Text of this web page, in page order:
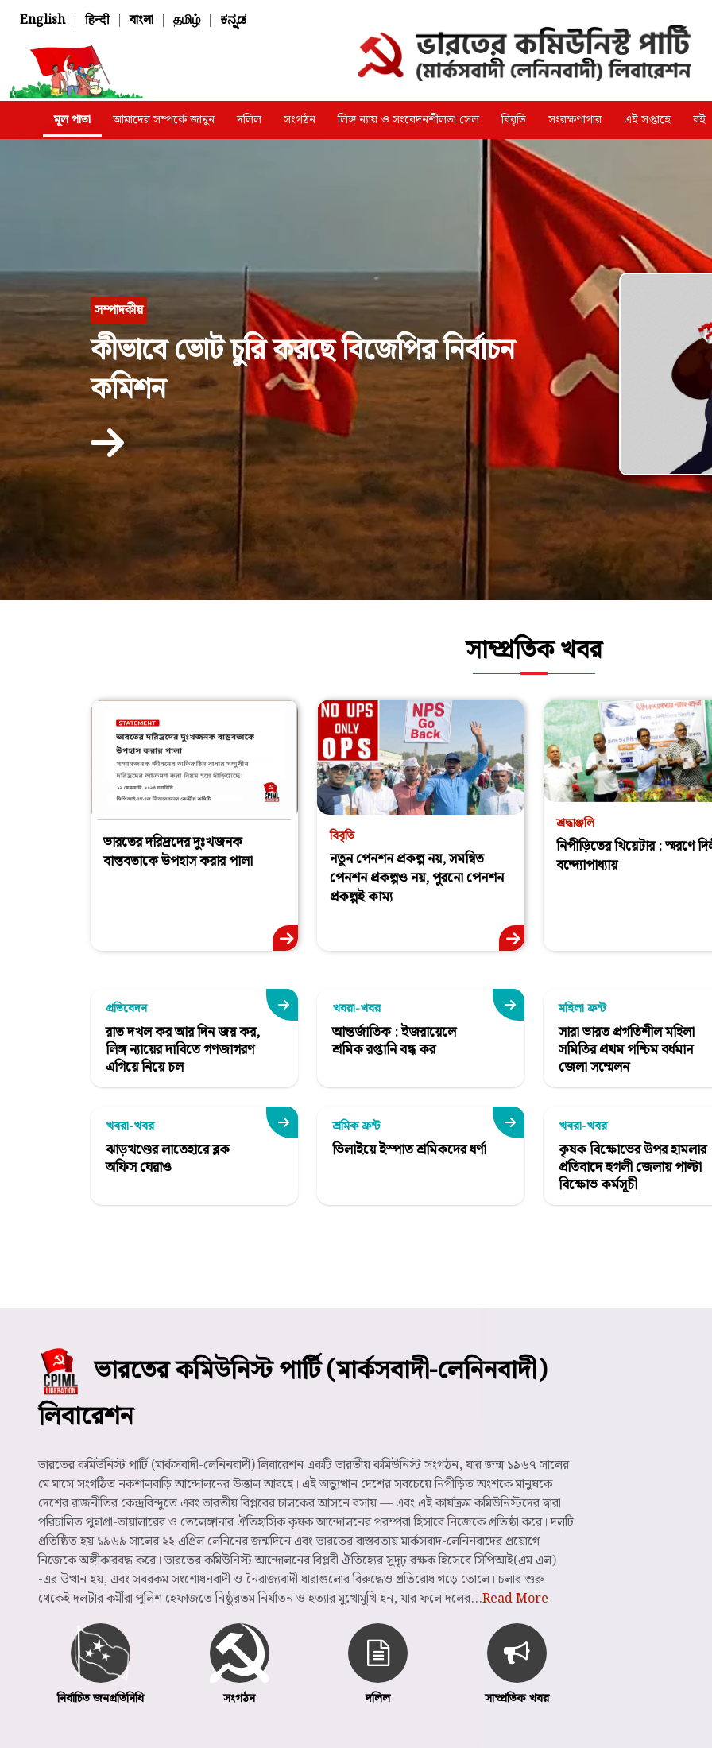
English | हिन्दी | বাংলা | தமிழ் | ಕನ್ನಡ
মূল পাতা আমাদের সম্পর্কে জানুন দলিল সংগঠন লিঙ্গ ন্যায় ও সংবেদনশীলতা সেল বিবৃতি সংরক্ষণাগার এই সপ্তাহে বই
সম্পাদকীয়
কীভাবে ভোট চুরি করছে বিজেপির নির্বাচন
কমিশন
সাম্প্রতিক খবর
ভারতের দরিদ্রদের দুঃখজনক
বাস্তবতাকে উপহাস করার পালা
বিবৃতি
নতুন পেনশন প্রকল্প নয়, সমন্বিত
পেনশন প্রকল্পও নয়, পুরনো পেনশন
প্রকল্পই কাম্য
শ্রদ্ধাঞ্জলি
নিপীড়িতের থিয়েটার : স্মরণে
বন্দ্যোপাধ্যায়
প্রতিবেদন
রাত দখল কর আর দিন জয় কর,
লিঙ্গ ন্যায়ের দাবিতে গণজাগরণ
এগিয়ে নিয়ে চল
খবরা-খবর
আন্তর্জাতিক : ইজরায়েলে
শ্রমিক রপ্তানি বন্ধ কর
মহিলা ফ্রন্ট
সারা ভারত প্রগতিশীল মহিলা
সমিতির প্রথম পশ্চিম বর্ধমান
জেলা সম্মেলন
খবরা-খবর
ঝাড়খণ্ডের লাতেহারে ব্লক
অফিস ঘেরাও
শ্রমিক ফ্রন্ট
ভিলাইয়ে ইস্পাত শ্রমিকদের ধর্ণা
খবরা-খবর
কৃষক বিক্ষোভের উপর হামলার
প্রতিবাদে হুগলী জেলায় পাল্টা
বিক্ষোভ কর্মসূচী
ভারতের কমিউনিস্ট পার্টি (মার্কসবাদী-লেনিনবাদী)
লিবারেশন
ভারতের কমিউনিস্ট পার্টি (মার্কসবাদী-লেনিনবাদী) লিবারেশন একটি ভারতীয় কমিউনিস্ট সংগঠন, যার জন্ম ১৯৬৭ সালের
মে মাসে সংগঠিত নকশালবাড়ি আন্দোলনের উত্তাল আবহে। এই অভ্যুত্থান দেশের সবচেয়ে নিপীড়িত অংশকে মানুষকে
দেশের রাজনীতির কেন্দ্রবিন্দুতে এবং ভারতীয় বিপ্লবের চালকের আসনে বসায় — এবং এই কার্যক্রম কমিউনিস্টদের দ্বারা
পরিচালিত পুন্নাপ্রা-ভায়ালারের ও তেলেঙ্গানার ঐতিহাসিক কৃষক আন্দোলনের পরম্পরা হিসাবে নিজেকে প্রতিষ্ঠা করে। দলটি
প্রতিষ্ঠিত হয় ১৯৬৯ সালের ২২ এপ্রিল লেনিনের জন্মদিনে এবং ভারতের বাস্তবতায় মার্কসবাদ-লেনিনবাদের প্রয়োগে
নিজেকে অঙ্গীকারবদ্ধ করে। ভারতের কমিউনিস্ট আন্দোলনের বিপ্লবী ঐতিহ্যের সুদৃঢ় রক্ষক হিসেবে সিপিআই(এম এল)
-এর উত্থান হয়, এবং সবরকম সংশোধনবাদী ও নৈরাজ্যবাদী ধারাগুলোর বিরুদ্ধেও প্রতিরোধ গড়ে তোলে। চলার শুরু
থেকেই দলটার কর্মীরা পুলিশ হেফাজতে নিষ্ঠুরতম নির্যাতন ও হত্যার মুখোমুখি হন, যার ফলে দলের...Read More
নির্বাচিত জনপ্রতিনিধি সংগঠন দলিল সাম্প্রতিক খবর